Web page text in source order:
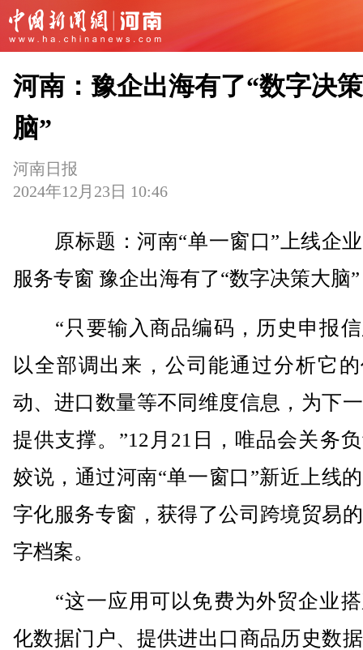
河南：豫企出海有了“数字决
脑”
河南日报
2024年12月23日 10:46
原标题：河南“单一窗口”上线企
服务专窗 豫企出海有了“数字决策大脑”
“只要输入商品编码，历史申报信
以全部调出来，公司能通过分析它
动、进口数量等不同维度信息，为下
提供支撑。”12月21日，唯品会关务
姣说，通过河南“单一窗口”新近上线
字化服务专窗，获得了公司跨境贸易
字档案。
“这一应用可以免费为外贸企业搭
化数据门户、提供进出口商品历史数